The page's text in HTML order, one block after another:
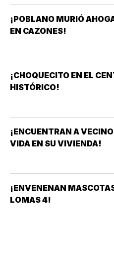
¡POBLANO MURIÓ
EN CAZONES!
¡CHOQUECITO EN EL
HISTÓRICO!
¡ENCUENTRAN A
VIDA EN SU VIVIENDA!
¡ENVENENAN
LOMAS 4!